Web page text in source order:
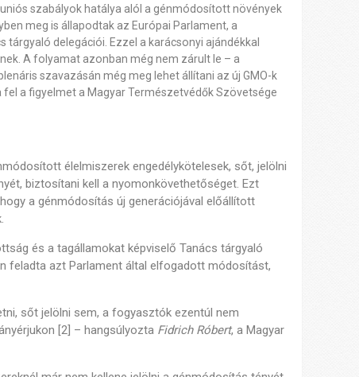
szabályok hatálya alól a génmódosított növények
meg is állapodtak az Európai Parlament, a
delegációi. Ezzel a karácsonyi ajándékkal
A folyamat azonban még nem zárult le – a
szavazásán még meg lehet állítani az új GMO-k
a figyelmet a Magyar Természetvédők Szövetsége
élelmiszerek engedélykötelesek, sőt, jelölni
biztosítani kell a nyomonkövethetőséget. Ezt
a génmódosítás új generációjával előállított
és a tagállamokat képviselő Tanács tárgyaló
feladta azt Parlament által elfogadott módosítást,
sőt jelölni sem, a fogyasztók ezentúl nem
[2] – hangsúlyozta Fidrich Róbert, a Magyar